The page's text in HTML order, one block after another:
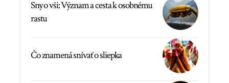
Sny o vši: Význam a cesta k osobnému
rastu
Čo znamená snívať o sliepka